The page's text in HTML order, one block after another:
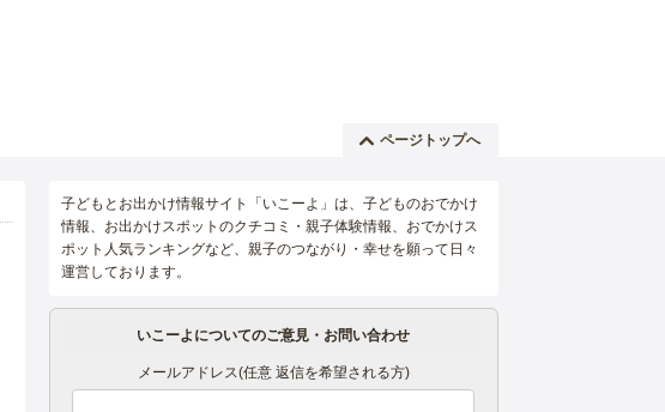
ページトップへ
子どもとお出かけ情報サイト「いこーよ」は、子どものおでかけ
情報、お出かけスポットのクチコミ・親子体験情報、おでかけス
ポット人気ランキングなど、親子のつながり・幸せを願って日々
運営しております。
いこーよについてのご意見・お問い合わせ
メールアドレス(任意 返信を希望される方)